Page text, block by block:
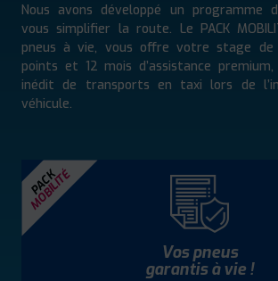
Nous avons développé un programme
vous simplifier la route. Le PACK
pneus à vie, vous offre votre stage de
points et 12 mois d’assistance
inédit de transports en taxi lors de
véhicule.
PACK
MOBILITÉ
Vos pneus
garantis à vie !